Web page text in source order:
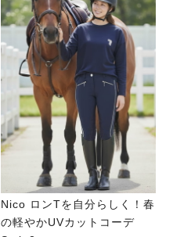
Nico ロンTを自分らしく！春
の軽やかUVカットコーデ